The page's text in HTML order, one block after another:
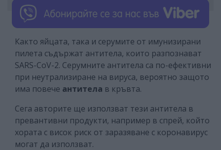
Както яйцата, така и серумите от имунизирани
пилета съдържат антитела, които разпознават
SARS-CoV-2. Серумните антитела са по-ефективни
при неутрализиране на вируса, вероятно защото
има повече антитела в кръвта.
Сега авторите ще използват тези антитела в
превантивни продукти, например в спрей, който
хората с висок риск от заразяване с коронавирус
могат да използват.